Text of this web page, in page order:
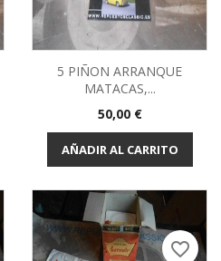
5 PIÑON ARRANQUE
MATACAS,...
Precio
50,00 €
AÑADIR AL CARRITO
favorite_border